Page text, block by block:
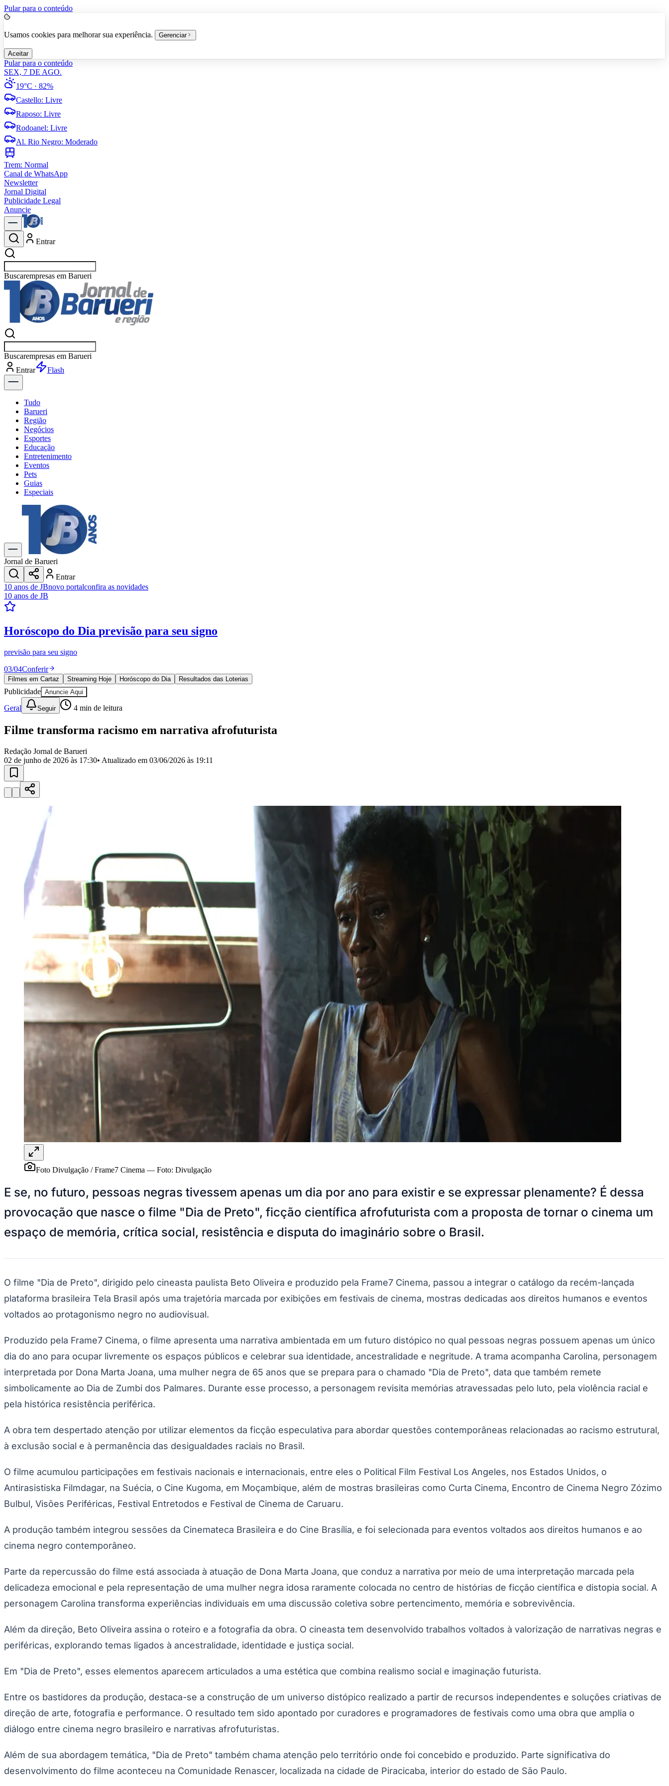
Pular para o conteúdo
Usamos cookies para melhorar sua experiência. Gerenciar
Aceitar
Pular para o conteúdo
SEX, 7 DE AGO.
19°C · 82%
Castello: Livre
Raposo: Livre
Rodoanel: Livre
Al. Rio Negro: Moderado
Trem: Normal
Canal de WhatsApp
Newsletter
Jornal Digital
Publicidade Legal
Anuncie
Entrar
Buscaresp
Buscaresp
Entrar
Flash
Tudo
Barueri
Região
Negócios
Esportes
Educação
Entretenimento
Eventos
Pets
Guias
Especiais
Explore Tudo
Últimas Notícias
Previsão do Tempo
Trânsito e Rotas
Dia a Dia & Lazer
Transportes
Gastronomia
Cinema & Shows
JogosNovo
Para Sua Empresa
Anuncie no Portal
Cadastrar Empresa
Divulgar VagasNovo
Publicidade Legal
Política
Eleições
Esportes
Saúde
Segurança
Meio Ambiente
Educação
Bairros de Barueri
Selecione sua região
Aldeia da Serra Carapicuíba CentroChácaras Marco Cidades da Região Cruz Preta Engenho Novo
ItapeviJandira Jardim Esperança Jardim Graziela Jardim IracemaJardim Itaquiti Jardim Julio
Jardim Maria Helena Jardim Reginalice Jardim São LuísJardim São Pedro Jardim São Silvestre Jardim Silveira Jardim Tupã
Osasco Parque Viana Pirapora do Bom Jesus Recanto Phrynéa Santana de Parnaíba SilveiraTamboré Vale do Sol
Vila Engenho Novo
Para Sua Empresa
Anuncie no Portal
Guia de Empresas
Divulgar Vagas
Novo
Publicidade Legal
Negócios Regionais
Segurança Regional
Hospitais Estaduais
Parques & Represas
Cidades da Região
Santana de Parnaíba
OsascoCarapicuíba Pirapora do Bom JesusAraçariguama CaieirasFranco da Rocha Francisco Morato Taboão da SerraEmbu das Artes
Para Sua Empresa
Anuncie Regional
Guia de Empresas
Vagas na RegiãoNovo
Hub de Negócios
Guia Comercial
Selo Verificado
Portal Educacional
Agenda de Vestibulares
Vagas de Emprego
Concursos
Panorama Econômico
Panorama Econômico
Para Sua Empresa
Anuncie no Portal
Verificar EmpresaNovo
Publicidade Legal
NFL
Fórmula 1
UFC
Tênis (ATP)
NHL
NBB
Competições de Futebol
Brasileirão Série A
Paulistão
Copa do Brasil
Libertadores
Sul-Americana
Copa América
Premier League
La Liga
Bundesliga
Times - Ir direto
Jornal de Barueri
Entrar
10 anos de JBnovo portalconfira as novidades
10 anos de JB
Horóscopo do Dia previsão para seu signo
previsão para seu signo
03/04Conferir
Filmes em Cartaz Streaming Hoje Horóscopo do Dia Resultados das Loterias
Publicidade Anuncie Aqui
Geral Seguir 4 min de leitura
Filme transforma racismo em narrativa afrofuturista
Redação Jornal de Barueri
02 de junho de 2026 às 17:30• Atualizado em 03/06/2026 às 19:11
Foto Divulgação / Frame7 Cinema — Foto: Divulgação
E se, no futuro, pessoas negras tivessem apenas um dia por ano para existir e se expressar plenamente? É dessa
provocação que nasce o filme "Dia de Preto", ficção científica afrofuturista com a proposta de tornar o cinema um
espaço de memória, crítica social, resistência e disputa do imaginário sobre o Brasil.
O filme "Dia de Preto", dirigido pelo cineasta paulista Beto Oliveira e produzido pela Frame7 Cinema, passou a integrar o catálogo da recém-lançada
plataforma brasileira Tela Brasil após uma trajetória marcada por exibições em festivais de cinema, mostras dedicadas aos direitos humanos e eventos
voltados ao protagonismo negro no audiovisual.
Produzido pela Frame7 Cinema, o filme apresenta uma narrativa ambientada em um futuro distópico no qual pessoas negras possuem apenas um único
dia do ano para ocupar livremente os espaços públicos e celebrar sua identidade, ancestralidade e negritude. A trama acompanha Carolina, personagem
interpretada por Dona Marta Joana, uma mulher negra de 65 anos que se prepara para o chamado "Dia de Preto", data que também remete
simbolicamente ao Dia de Zumbi dos Palmares. Durante esse processo, a personagem revisita memórias atravessadas pelo luto, pela violência racial e
pela histórica resistência periférica.
A obra tem despertado atenção por utilizar elementos da ficção especulativa para abordar questões contemporâneas relacionadas ao racismo estrutural,
à exclusão social e à permanência das desigualdades raciais no Brasil.
O filme acumulou participações em festivais nacionais e internacionais, entre eles o Political Film Festival Los Angeles, nos Estados Unidos, o
Antirasistiska Filmdagar, na Suécia, o Cine Kugoma, em Moçambique, além de mostras brasileiras como Curta Cinema, Encontro de Cinema Negro Zózimo
Bulbul, Visões Periféricas, Festival Entretodos e Festival de Cinema de Caruaru.
A produção também integrou sessões da Cinemateca Brasileira e do Cine Brasília, e foi selecionada para eventos voltados aos direitos humanos e ao
cinema negro contemporâneo.
Parte da repercussão do filme está associada à atuação de Dona Marta Joana, que conduz a narrativa por meio de uma interpretação marcada pela
delicadeza emocional e pela representação de uma mulher negra idosa raramente colocada no centro de histórias de ficção científica e distopia social. A
personagem Carolina transforma experiências individuais em uma discussão coletiva sobre pertencimento, memória e sobrevivência.
Além da direção, Beto Oliveira assina o roteiro e a fotografia da obra. O cineasta tem desenvolvido trabalhos voltados à valorização de narrativas negras e
periféricas, explorando temas ligados à ancestralidade, identidade e justiça social.
Em "Dia de Preto", esses elementos aparecem articulados a uma estética que combina realismo social e imaginação futurista.
Entre os bastidores da produção, destaca-se a construção de um universo distópico realizado a partir de recursos independentes e soluções criativas de
direção de arte, fotografia e performance. O resultado tem sido apontado por curadores e programadores de festivais como uma obra que amplia o
diálogo entre cinema negro brasileiro e narrativas afrofuturistas.
Além de sua abordagem temática, "Dia de Preto" também chama atenção pelo território onde foi concebido e produzido. Parte significativa do
desenvolvimento do filme aconteceu na Comunidade Renascer, localizada na cidade de Piracicaba, interior do estado de São Paulo.